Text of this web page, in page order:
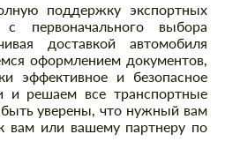
поддержку экспортных
с первоначального выбора
доставкой автомобиля
оформлением документов,
эффективное и безопасное
и решаем все транспортные
уверены, что нужный вам
вам или вашему партнеру по